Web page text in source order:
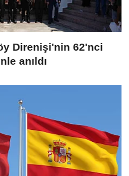
Direnişi'nin 62'nci
anıldı